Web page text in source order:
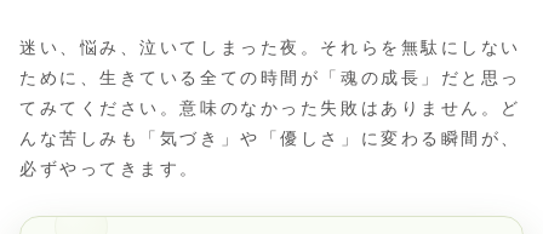
迷い、悩み、泣いてしまった夜。それらを無駄にしない
ために、生きている全ての時間が「魂の成長」だと思っ
てみてください。意味のなかった失敗はありません。ど
んな苦しみも「気づき」や「優しさ」に変わる瞬間が、
必ずやってきます。